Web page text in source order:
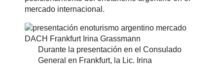
mercado internacional.
Durante la presentación en el Consulado
General en Frankfurt, la Lic. Irina